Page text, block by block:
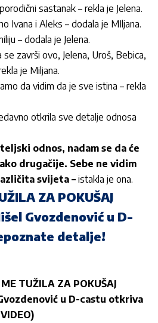
sastanak – rekla je Jelena.
Ivana i Aleks – dodala je MIljana.
– dodala je Jelena.
završi ovo, Jelena, Uroš, Bebica,
je Miljana.
da vidim da je sve istina – rekla
otkrila sve detalje odnosa
odnos, nadam se da će
drugačije. Sebe ne vidim
svijeta – istakla je ona.
ZA POKUŠAJ
Gvozdenović u D-
detalje!
TUŽILA ZA POKUŠAJ
u D-castu otkriva